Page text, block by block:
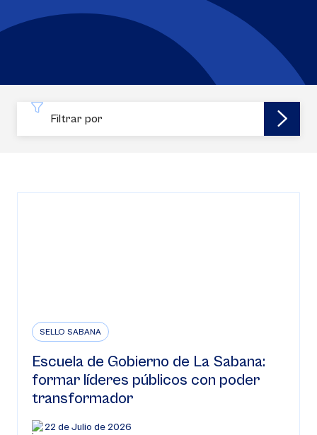
Filtrar por
SELLO SABANA
Escuela de Gobierno de La Sabana:
formar líderes públicos con poder
transformador
22 de Julio de 2026